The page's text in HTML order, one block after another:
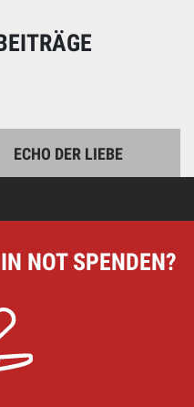
ECHO DER LIEBE
NOT SPENDEN?